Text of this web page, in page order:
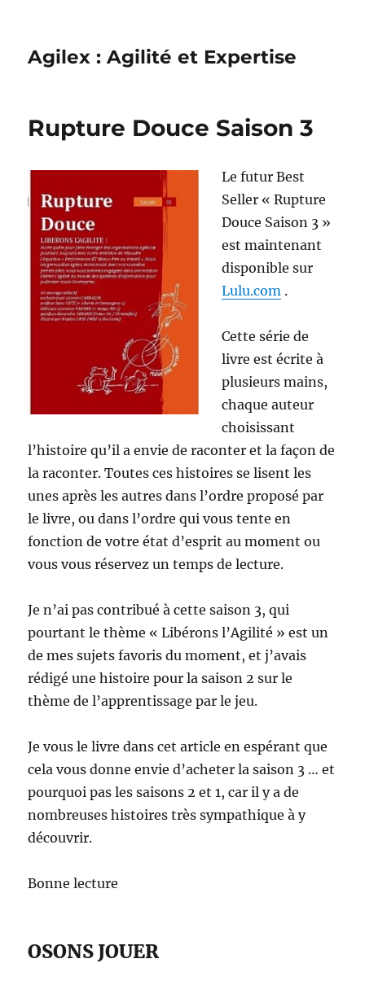
Agilex : Agilité et Expertise
Rupture Douce Saison 3
Le futur Best
Seller « Rupture
Douce Saison 3 »
est maintenant
disponible sur
Lulu.com .
Cette série de
livre est écrite à
plusieurs mains,
chaque auteur
choisissant
l’histoire qu’il a envie de raconter et la façon de
la raconter. Toutes ces histoires se lisent les
unes après les autres dans l’ordre proposé par
le livre, ou dans l’ordre qui vous tente en
fonction de votre état d’esprit au moment ou
vous vous réservez un temps de lecture.
Je n’ai pas contribué à cette saison 3, qui
pourtant le thème « Libérons l’Agilité » est un
de mes sujets favoris du moment, et j’avais
rédigé une histoire pour la saison 2 sur le
thème de l’apprentissage par le jeu.
Je vous le livre dans cet article en espérant que
cela vous donne envie d’acheter la saison 3 … et
pourquoi pas les saisons 2 et 1, car il y a de
nombreuses histoires très sympathique à y
découvrir.
Bonne lecture
OSONS JOUER